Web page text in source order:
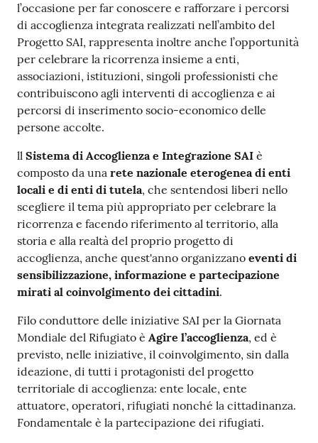
Servizi
on-
line
Seguici
su
l’occasione per far conoscere e rafforzare i percorsi
di accoglienza integrata realizzati nell’ambito del
Progetto SAI, rappresenta inoltre anche l’opportunità
per celebrare la ricorrenza insieme a enti,
associazioni, istituzioni, singoli professionisti che
contribuiscono agli interventi di accoglienza e ai
percorsi di inserimento socio-economico delle
persone accolte.
ll Sistema di Accoglienza e Integrazione SAI è
composto da una rete nazionale eterogenea di enti
locali e di enti di tutela, che sentendosi liberi nello
scegliere il tema più appropriato per celebrare la
ricorrenza e facendo riferimento al territorio, alla
storia e alla realtà del proprio progetto di
accoglienza, anche quest'anno organizzano eventi di
sensibilizzazione, informazione e partecipazione
mirati al coinvolgimento dei cittadini.
Filo conduttore delle iniziative SAI per la Giornata
Mondiale del Rifugiato è Agire l’accoglienza, ed è
previsto, nelle iniziative, il coinvolgimento, sin dalla
ideazione, di tutti i protagonisti del progetto
territoriale di accoglienza: ente locale, ente
attuatore, operatori, rifugiati nonché la cittadinanza.
Fondamentale è la partecipazione dei rifugiati.